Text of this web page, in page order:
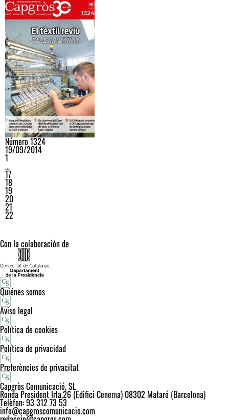
Número 1324
19/09/2014
1
…
17
18
19
20
21
22
Con la colaboración de
Quiénes somos
Aviso legal
Política de cookies
Política de privacidad
Preferències de privacitat
Capgròs Comunicació, SL
Ronda President Irla,26 (Edifici Cenema) 08302 Mataró (Barcelona)
Telèfon: 93 312 73 53
info@capgroscomunicacio.com